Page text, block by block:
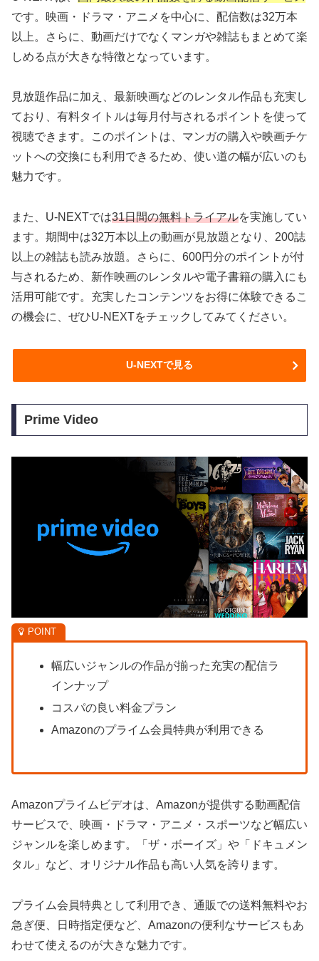
です。映画・ドラマ・アニメを中心に、配信数は32万本
以上。さらに、動画だけでなくマンガや雑誌もまとめて楽
しめる点が大きな特徴となっています。
見放題作品に加え、最新映画などのレンタル作品も充実し
ており、有料タイトルは毎月付与されるポイントを使って
視聴できます。このポイントは、マンガの購入や映画チケ
ットへの交換にも利用できるため、使い道の幅が広いのも
魅力です。
また、U-NEXTでは31日間の無料トライアルを実施してい
ます。期間中は32万本以上の動画が見放題となり、200誌
以上の雑誌も読み放題。さらに、600円分のポイントが付
与されるため、新作映画のレンタルや電子書籍の購入にも
活用可能です。充実したコンテンツをお得に体験できるこ
の機会に、ぜひU-NEXTをチェックしてみてください。
U-NEXTで見る
Prime Video
幅広いジャンルの作品が揃った充実の配信ラ
インナップ
コスパの良い料金プラン
Amazonのプライム会員特典が利用できる
Amazonプライムビデオは、Amazonが提供する動画配信
サービスで、映画・ドラマ・アニメ・スポーツなど幅広い
ジャンルを楽しめます。「ザ・ボーイズ」や「ドキュメン
タル」など、オリジナル作品も高い人気を誇ります。
プライム会員特典として利用でき、通販での送料無料やお
急ぎ便、日時指定便など、Amazonの便利なサービスもあ
わせて使えるのが大きな魅力です。